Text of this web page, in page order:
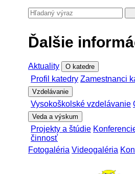
Ďalšie
Aktuality O katedre
Profil katedry Zamestnanci
Vzdelávanie
Vysokoškolské vzdelávanie
Veda a výskum
Projekty a štúdie
činnosť
Fotogaléria Videogaléria